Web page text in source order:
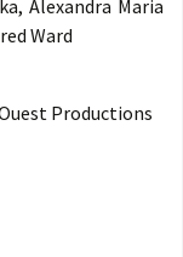
Alexandra Maria
Ward
Productions